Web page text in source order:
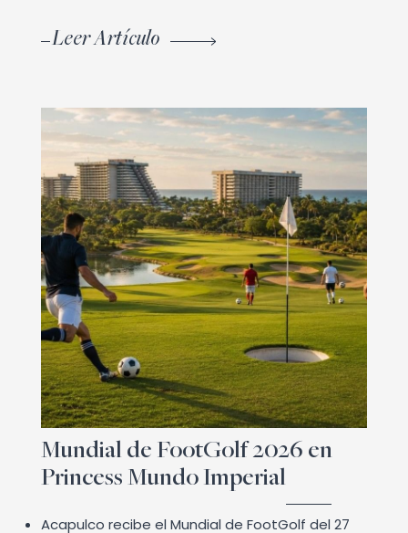
Leer Artículo
Mundial de FootGolf 2026 en
Princess Mundo Imperial
Acapulco recibe el Mundial de FootGolf del 27